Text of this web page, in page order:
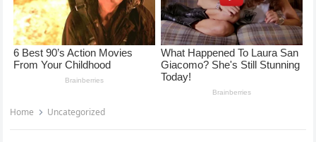
Home Uncategorized